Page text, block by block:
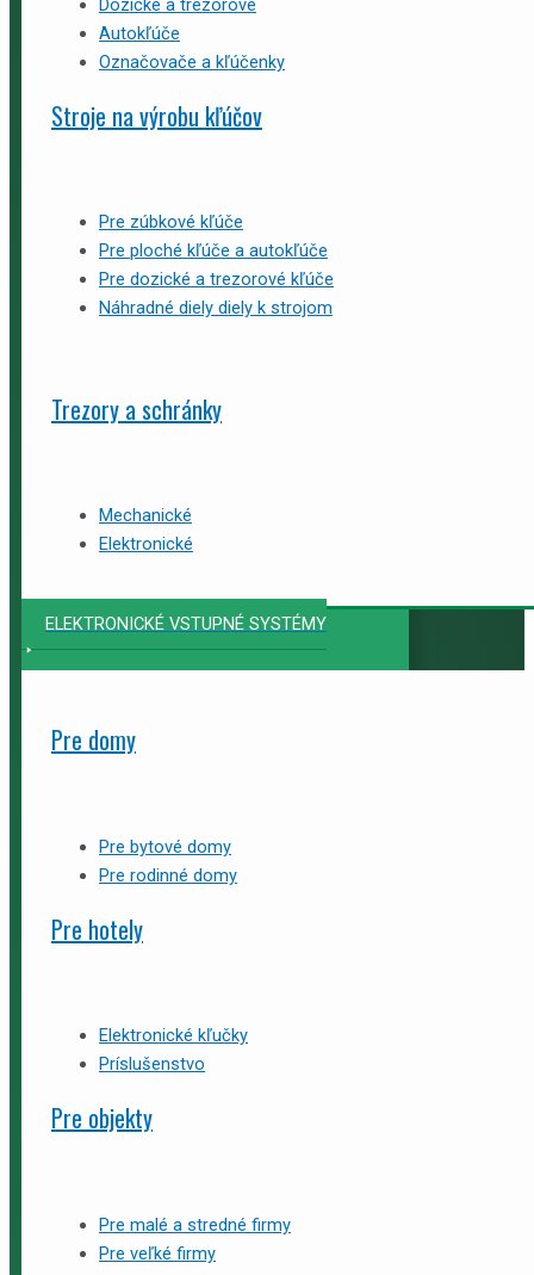
Dozické a trezorové
Autokľúče
Označovače a kľúčenky
Stroje na výrobu kľúčov
Pre zúbkové kľúče
Pre ploché kľúče a autokľúče
Pre dozické a trezorové kľúče
Náhradné diely diely k strojom
Trezory a schránky
Mechanické
Elektronické
ELEKTRONICKÉ VSTUPNÉ SYSTÉMY
Pre domy
Pre bytové domy
Pre rodinné domy
Pre hotely
Elektronické kľučky
Príslušenstvo
Pre objekty
Pre malé a stredné firmy
Pre veľké firmy